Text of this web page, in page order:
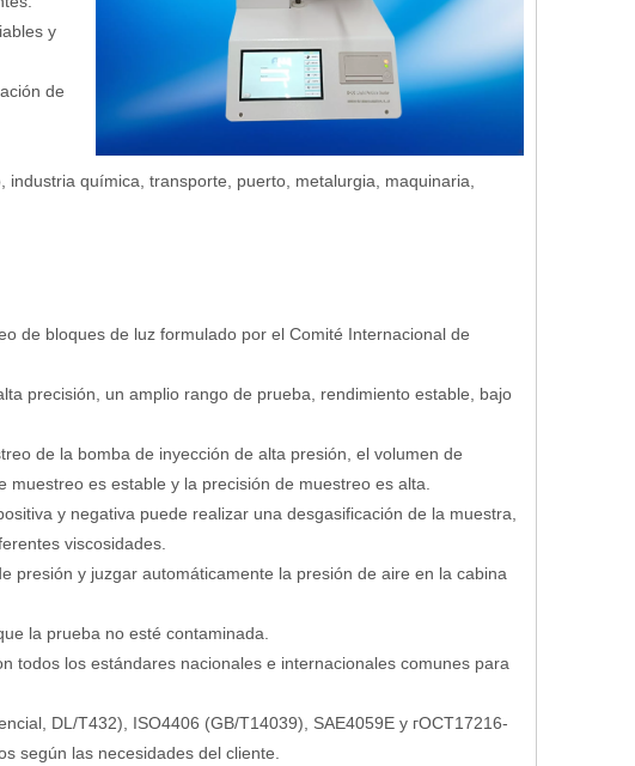
y
de
química, transporte, puerto, metalurgia, maquinaria,
de bloques de luz formulado por el Comité Internacional de
precisión, un amplio rango de prueba, rendimiento estable, bajo
de la bomba de inyección de alta presión, el volumen de
es estable y la precisión de muestreo es alta.
y negativa puede realizar una desgasificación de la muestra,
viscosidades.
presión y juzgar automáticamente la presión de aire en la cabina
la prueba no esté contaminada.
todos los estándares nacionales e internacionales comunes para
DL/T432), ISO4406 (GB/T14039), SAE4059E y гOCT17216-
según las necesidades del cliente.